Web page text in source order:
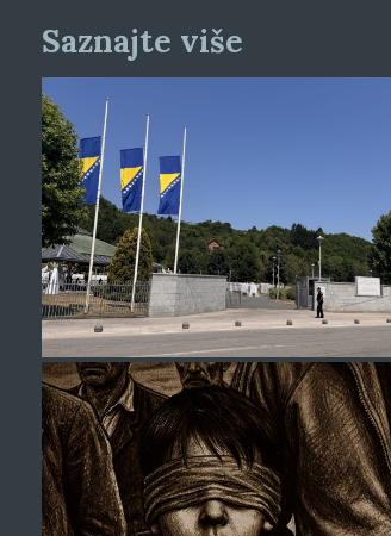
Saznajte više